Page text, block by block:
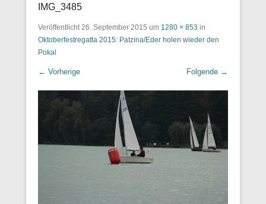
IMG_3485
Veröffentlicht26. September 2015 um 1280 × 853 in
Oktoberfestregatta 2015: Patzina/Eder holen wieder den
Pokal
← Vorherige Folgende →